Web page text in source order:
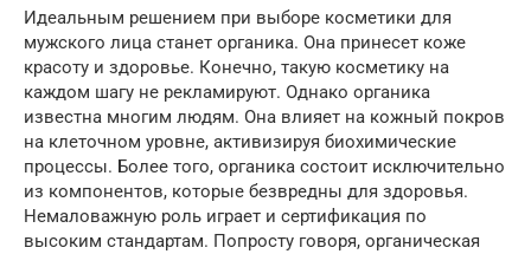
Идеальным решением при выборе косметики для
мужского лица станет органика. Она принесет коже
красоту и здоровье. Конечно, такую косметику на
каждом шагу не рекламируют. Однако органика
известна многим людям. Она влияет на кожный покров
на клеточном уровне, активизируя биохимические
процессы. Более того, органика состоит исключительно
из компонентов, которые безвредны для здоровья.
Немаловажную роль играет и сертификация по
высоким стандартам. Попросту говоря, органическая